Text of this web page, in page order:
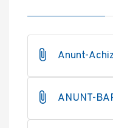
Anunt-
ANUNT-